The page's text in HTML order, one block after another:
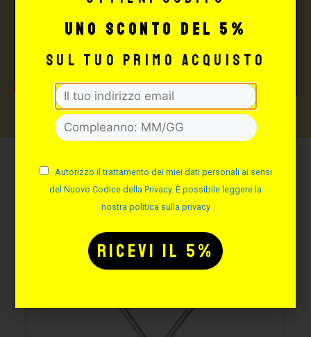
Potrebbe interessarti
anche:
uno sconto del 5%
sul tuo primo acquisto
Autorizzo il trattamento dei miei dati personali ai sensi
del Nuovo Codice della Privacy. È possibile leggere la
nostra politica sulla privacy